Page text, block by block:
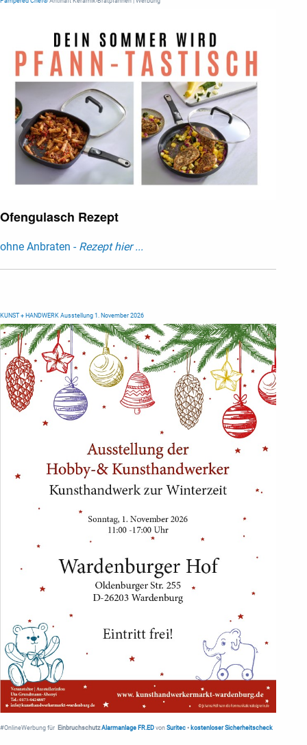
Ofengulasch Rezept
ohne Anbraten - Rezept hier ...
KUNST + HANDWERK Ausstellung 1. November 2026
#OnlineWerbung für Einbruchschutz Alarmanlage FR.ED von Suritec • kostenloser Sicherheitscheck